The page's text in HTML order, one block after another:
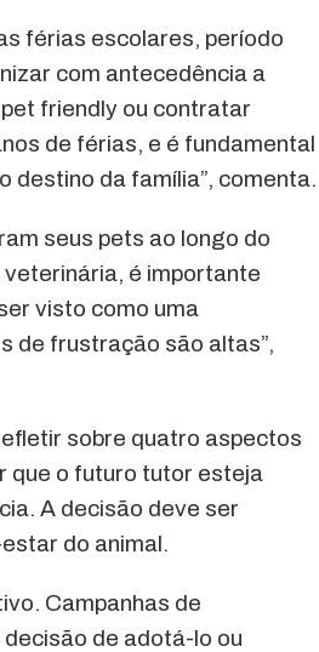
férias escolares, período
com antecedência a
friendly ou contratar
de férias, e é fundamental
destino da família”, comenta.
seus pets ao longo do
veterinária, é importante
visto como uma
de frustração são altas”,
sobre quatro aspectos
que o futuro tutor esteja
A decisão deve ser
do animal.
Campanhas de
de adotá-lo ou